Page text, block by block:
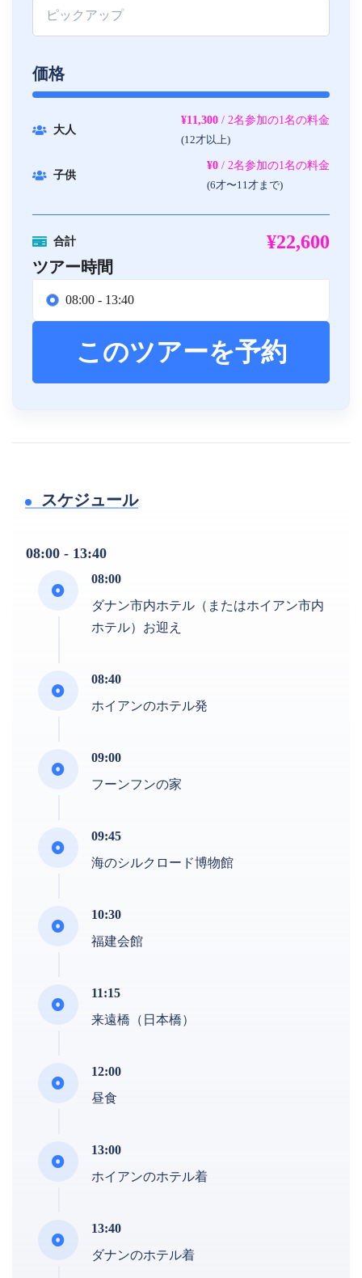
価格
大人
¥11,300 / 2名参加の1名の料金
(12才以上)
子供
¥0 / 2名参加の1名の料金
(6才〜11才まで)
合計 ¥22,600
ツアー時間
08:00 - 13:40
このツアーを予約
スケジュール
08:00 - 13:40
08:00
ダナン市内ホテル（またはホイアン市内
ホテル）お迎え
08:40
ホイアンのホテル発
09:00
フーンフンの家
09:45
海のシルクロード博物館
10:30
福建会館
11:15
来遠橋（日本橋）
12:00
昼食
13:00
ホイアンのホテル着
13:40
ダナンのホテル着